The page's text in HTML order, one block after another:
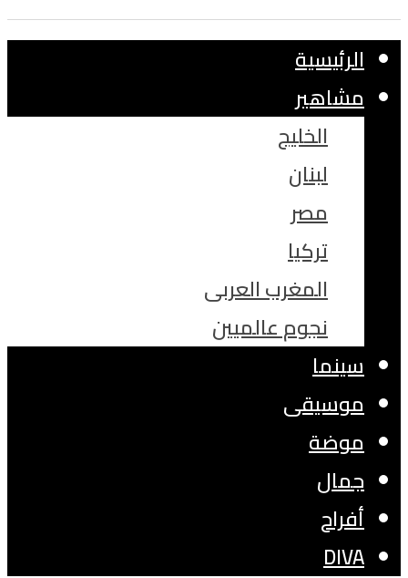
الرئيسية
مشاهير
الخليج
لبنان
مصر
تركيا
المغرب العربى
نجوم عالميين
سينما
موسيقى
موضة
جمال
أفراح
DIVA